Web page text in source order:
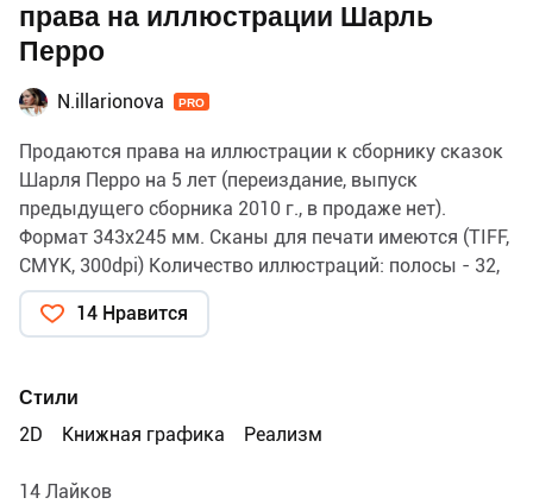
права на иллюстрации Шарль
Перро
N.illarionova PRO
Продаются права на иллюстрации к сборнику сказок
Шарля Перро на 5 лет (переиздание, выпуск
предыдущего сборника 2010 г., в продаже нет).
Формат 343x245 мм. Сканы для печати имеются (TIFF,
CMYK, 300dpi) Количество иллюстраций: полосы - 32,
полуполосы - 7, заставки - 17, маленькие элементы –
5 АУКЦИОН до 1 июля 2018 г. Стартовая цена – 150
14 Нравится
Стили
2D
Книжная графика Реализм
14 Лайков